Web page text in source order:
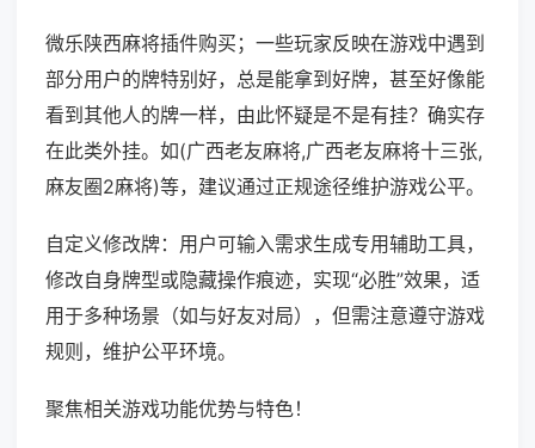
微乐陕西麻将插件购买；一些玩家反映在游戏中遇到
部分用户的牌特别好，总是能拿到好牌，甚至好像能
看到其他人的牌一样，由此怀疑是不是有挂？确实存
在此类外挂。如(广西老友麻将,广西老友麻将十三张,
麻友圈2麻将)等，建议通过正规途径维护游戏公平。
自定义修改牌：用户可输入需求生成专用辅助工具，
修改自身牌型或隐藏操作痕迹，实现“必胜”效果，适
用于多种场景（如与好友对局），但需注意遵守游戏
规则，维护公平环境。
聚焦相关游戏功能优势与特色！